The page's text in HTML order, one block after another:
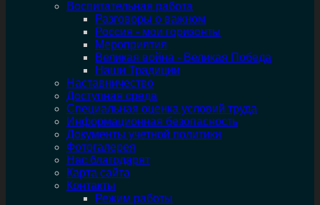
Воспитательная работа
Разговоры о важном
Россия - мои горизонты
Мероприятия
Великая война - Великая Победа
Наши Традиции
Наставничество
Доступная среда
Специальная оценка условий труда
Информационная безопасность
Документы учетной политики
Фотогалерея
Нас благодарят
Карта сайта
Контакты
Режим работы